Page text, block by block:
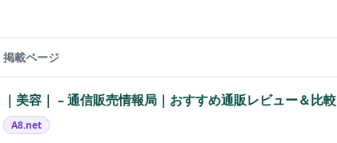
掲載ページ
｜美容｜ – 通信販売情報局｜おすすめ通販レビュー＆比較
A8.net